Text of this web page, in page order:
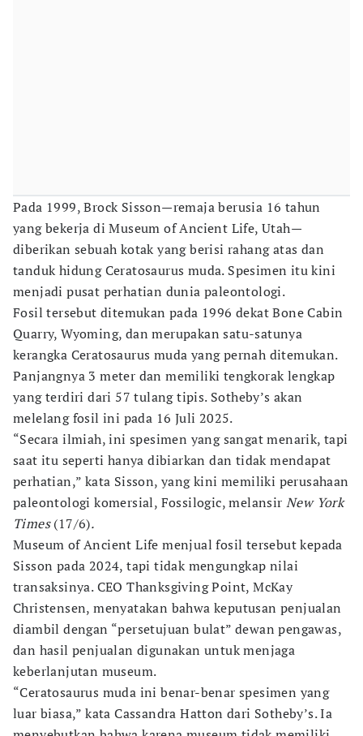
Pada 1999, Brock Sisson—remaja berusia 16 tahun
yang bekerja di Museum of Ancient Life, Utah—
diberikan sebuah kotak yang berisi rahang atas dan
tanduk hidung Ceratosaurus muda. Spesimen itu kini
menjadi pusat perhatian dunia paleontologi.
Fosil tersebut ditemukan pada 1996 dekat Bone Cabin
Quarry, Wyoming, dan merupakan satu-satunya
kerangka Ceratosaurus muda yang pernah ditemukan.
Panjangnya 3 meter dan memiliki tengkorak lengkap
yang terdiri dari 57 tulang tipis. Sotheby’s akan
melelang fosil ini pada 16 Juli 2025.
“Secara ilmiah, ini spesimen yang sangat menarik, tapi
saat itu seperti hanya dibiarkan dan tidak mendapat
perhatian,” kata Sisson, yang kini memiliki perusahaan
paleontologi komersial, Fossilogic, melansir New York
Times(17/6).
Museum of Ancient Life menjual fosil tersebut kepada
Sisson pada 2024, tapi tidak mengungkap nilai
transaksinya. CEO Thanksgiving Point, McKay
Christensen, menyatakan bahwa keputusan penjualan
diambil dengan “persetujuan bulat” dewan pengawas,
dan hasil penjualan digunakan untuk menjaga
keberlanjutan museum.
“Ceratosaurus muda ini benar-benar spesimen yang
luar biasa,” kata Cassandra Hatton dari Sotheby’s. Ia